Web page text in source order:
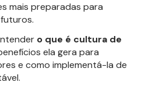
mais preparadas para
o que é cultura de
ela gera para
e como implementá-la de